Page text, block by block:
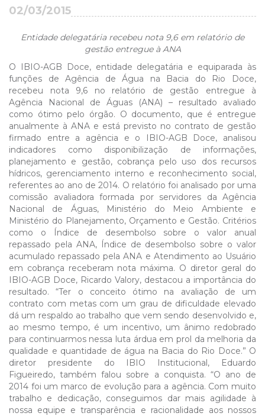
02/03/2015
Entidade delegatária recebeu nota 9,6 em relatório de
gestão entregue à ANA
O IBIO-AGB Doce, entidade delegatária e equiparada às
funções de Agência de Água na Bacia do Rio Doce,
recebeu nota 9,6 no relatório de gestão entregue à
Agência Nacional de Águas (ANA) – resultado avaliado
como ótimo pelo órgão. O documento, que é entregue
anualmente à ANA e está previsto no contrato de gestão
firmado entre a agência e o IBIO-AGB Doce, analisou
indicadores como disponibilização de informações,
planejamento e gestão, cobrança pelo uso dos recursos
hídricos, gerenciamento interno e reconhecimento social,
referentes ao ano de 2014. O relatório foi analisado por uma
comissão avaliadora formada por servidores da Agência
Nacional de Águas, Ministério do Meio Ambiente e
Ministério do Planejamento, Orçamento e Gestão. Critérios
como o Índice de desembolso sobre o valor anual
repassado pela ANA, Índice de desembolso sobre o valor
acumulado repassado pela ANA e Atendimento ao Usuário
em cobrança receberam nota máxima. O diretor geral do
IBIO-AGB Doce, Ricardo Valory, destacou a importância do
resultado. “Ter o conceito ótimo na avaliação de um
contrato com metas com um grau de dificuldade elevado
dá um respaldo ao trabalho que vem sendo desenvolvido e,
ao mesmo tempo, é um incentivo, um ânimo redobrado
para continuarmos nessa luta árdua em prol da melhoria da
qualidade e quantidade de água na Bacia do Rio Doce.” O
diretor presidente do IBIO Institucional, Eduardo
Figueiredo, também falou sobre a conquista. “O ano de
2014 foi um marco de evolução para a agência. Com muito
trabalho e dedicação, conseguimos dar mais agilidade à
nossa equipe e transparência e racionalidade aos nossos